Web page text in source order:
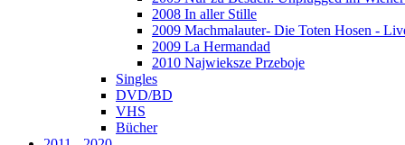
2008 In aller Stille
2009 Machmalauter- Die Toten Hosen -
2009 La Hermandad
2010 Najwieksze Przeboje
Singles
DVD/BD
VHS
Bücher